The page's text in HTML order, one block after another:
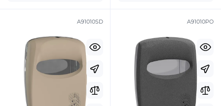
A91010SD A91010PO